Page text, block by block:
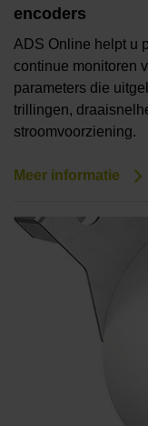
encoders
ADS Online helpt u
continue monitoren
parameters die
trillingen,
stroomvoorziening.
Meer informatie